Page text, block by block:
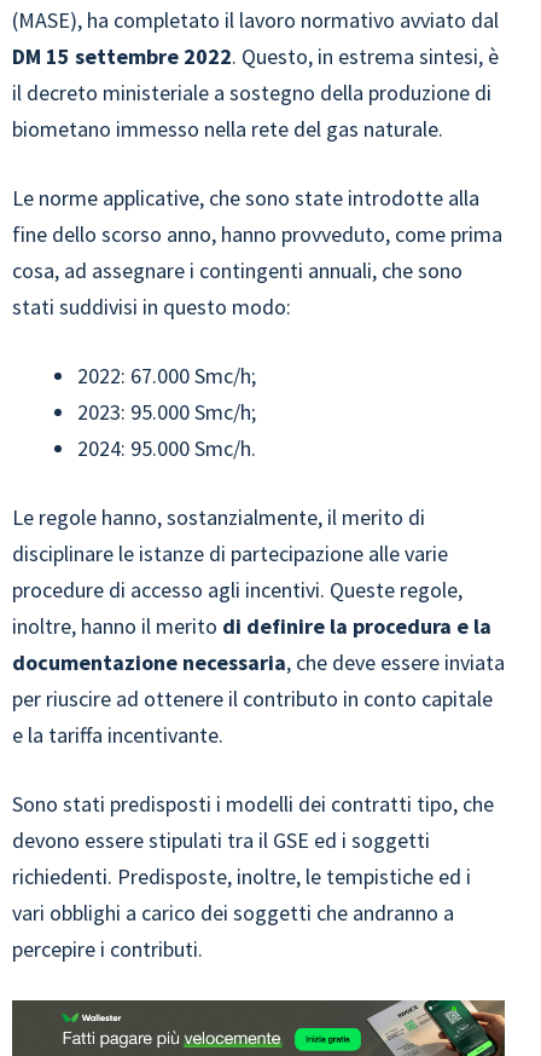
(MASE), ha completato il lavoro normativo avviato dal
DM 15 settembre 2022. Questo, in estrema sintesi, è
il decreto ministeriale a sostegno della produzione di
biometano immesso nella rete del gas naturale.
Le norme applicative, che sono state introdotte alla
fine dello scorso anno, hanno provveduto, come prima
cosa, ad assegnare i contingenti annuali, che sono
stati suddivisi in questo modo:
2022: 67.000 Smc/h;
2023: 95.000 Smc/h;
2024: 95.000 Smc/h.
Le regole hanno, sostanzialmente, il merito di
disciplinare le istanze di partecipazione alle varie
procedure di accesso agli incentivi. Queste regole,
inoltre, hanno il merito di definire la procedura e la
documentazione necessaria, che deve essere inviata
per riuscire ad ottenere il contributo in conto capitale
e la tariffa incentivante.
Sono stati predisposti i modelli dei contratti tipo, che
devono essere stipulati tra il GSE ed i soggetti
richiedenti. Predisposte, inoltre, le tempistiche ed i
vari obblighi a carico dei soggetti che andranno a
percepire i contributi.